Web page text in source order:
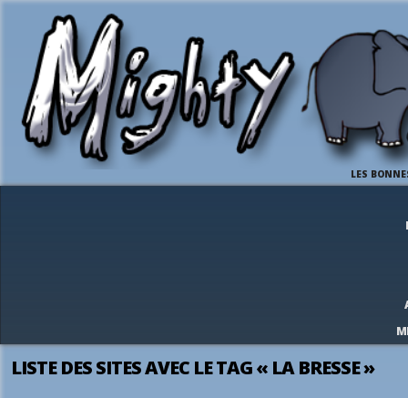
LES
LISTE DES SITES AVEC LE TAG « LA BRESSE »